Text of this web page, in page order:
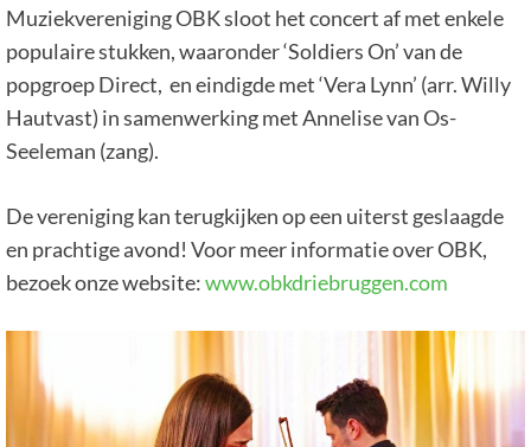
Muziekvereniging OBK sloot het concert af met enkele
populaire stukken, waaronder ‘Soldiers On’ van de
popgroep Direct, en eindigde met ‘Vera Lynn’ (arr. Willy
Hautvast) in samenwerking met Annelise van Os-
Seeleman (zang).
De vereniging kan terugkijken op een uiterst geslaagde
en prachtige avond! Voor meer informatie over OBK,
bezoek onze website:www.obkdriebruggen.com